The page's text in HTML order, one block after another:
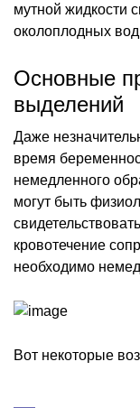
мутной жидкости
околоплодных
Основные
выделений
Даже
время
немедленного
могут быть
кровотечение
необходимо
Вот некоторые